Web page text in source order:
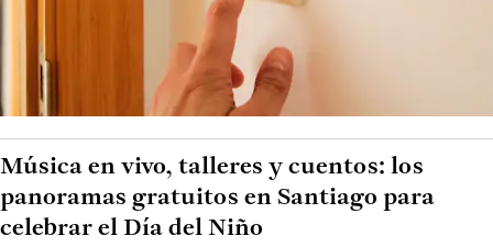
Música en vivo, talleres y cuentos: los
panoramas gratuitos en Santiago para
celebrar el Día del Niño